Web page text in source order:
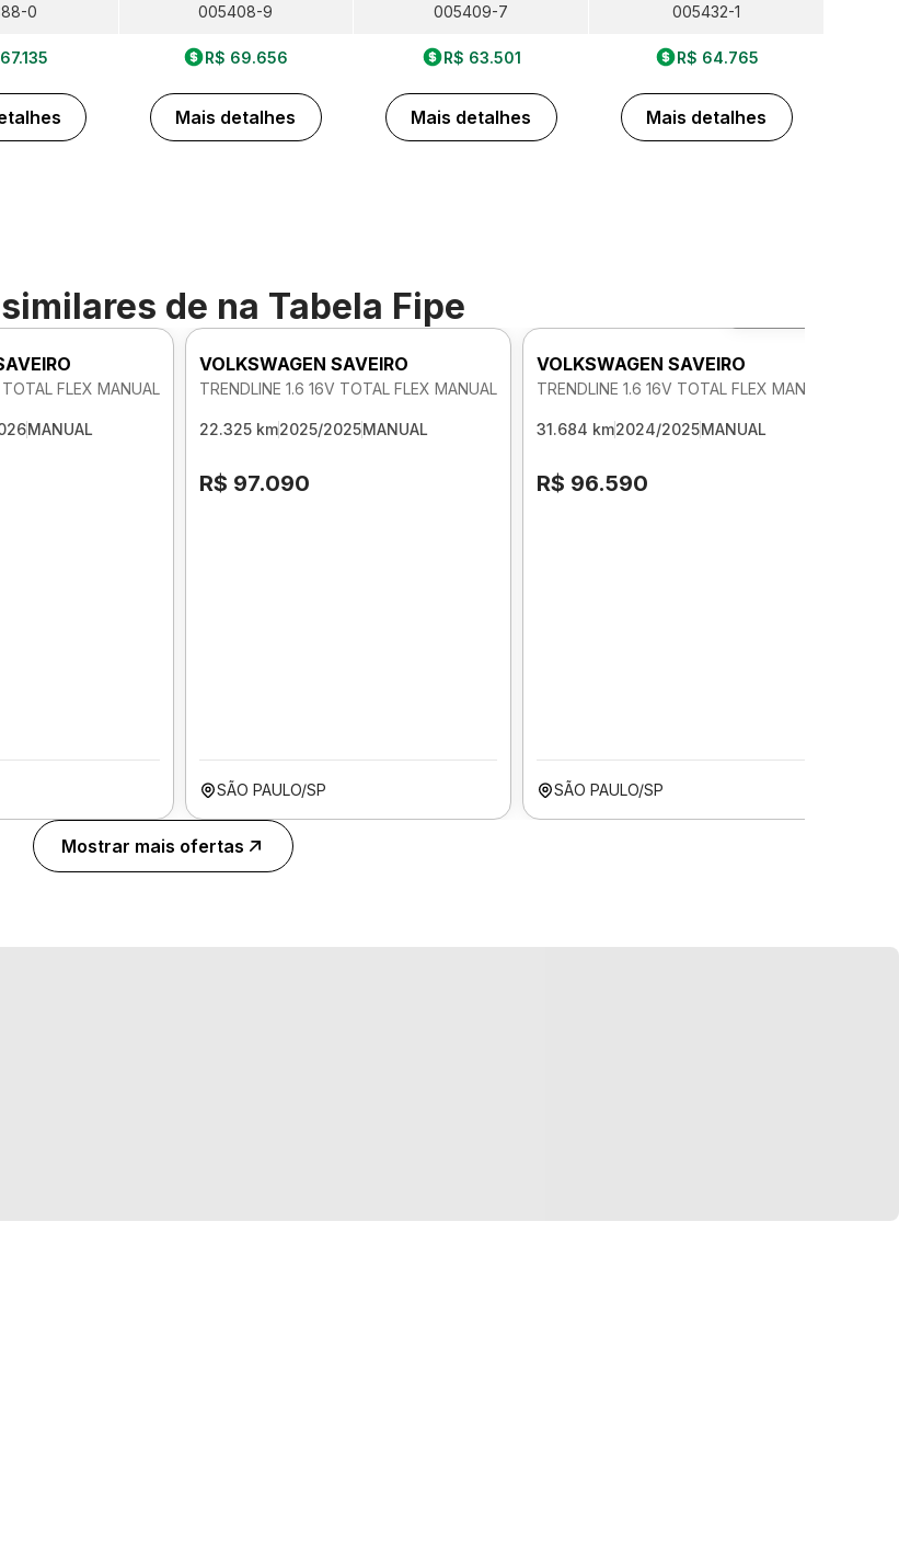
0 005408-9
R$ 69.656
Mais detalhes
005409-7
R$ 63.501
Mais detalhes
005432-1
R$ 64.765
Mais detalhes
de na Tabela Fipe
FLEX MANUAL
MANUAL
VOLKSWAGEN SAVEIRO
TRENDLINE 1.6 16V TOTAL FLEX MANUAL
22.325 km2025/2025MANUAL
R$ 97.090
SÃO PAULO/SP
VOLKSWAGEN SAVEIRO
TRENDLINE 1.6 16V TOTAL FLEX MANUAL
31.684 km2024/2025MANUAL
R$ 96.590
SÃO PAULO/SP
Mostrar mais ofertas